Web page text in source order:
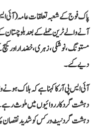
آنے والے ٹرین حملے کے بعد بلوچستان
مستونگ، نوشکی، زہری، خضدار اور کیچ
دیے گئے۔
آئی ایس پی آر کا کہنا ہے کہ ہلاک
دہشت گرد کارروائیوں میں ملوث رہے
دہشت گرد نیٹ ورکس کو شدید نقصان